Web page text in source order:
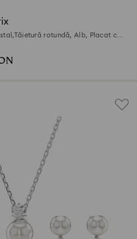
rotundă, Alb, Placat cu